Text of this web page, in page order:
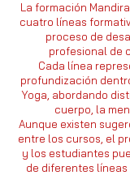
La formación
cuatro líneas
proceso de
profesional de
Cada línea
profundización
Yoga, abordando
cuerpo, la
Aunque existen
entre los cursos, el
y los estudiantes
de diferentes líneas